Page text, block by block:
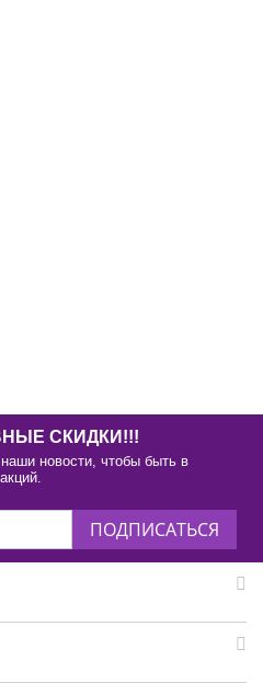
СКИДКИ!!!
новости, чтобы быть в
ПОДПИСАТЬСЯ